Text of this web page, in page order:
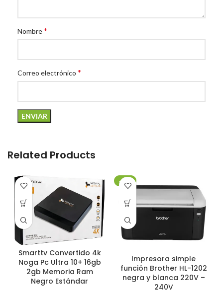
Nombre*
Correo electrónico *
Related Products
Smarttv Convertido 4k
Noga Pc Ultra 10+ 16gb
2gb Memoria Ram
Negro Estándar
-20%
Impresora simple
función Brother HL-1202
negra y blanca 220V –
240V